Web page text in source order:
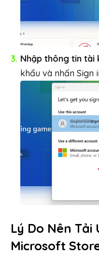
Nhập thông tin tài
khẩu và nhấn Sign
Lý Do Nên Tải
Microsoft